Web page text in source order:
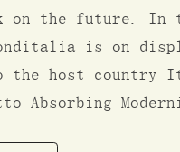
on the future. In
is on
the host country
Absorbing